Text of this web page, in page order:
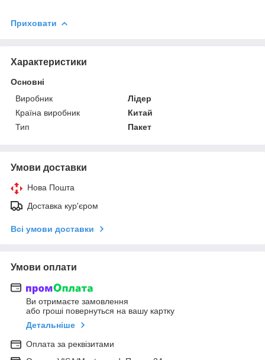
Приховати
Характеристики
Основні
Виробник
Лідер
Країна виробник
Китай
Тип
Пакет
Умови доставки
Нова Пошта
Доставка кур'єром
Всі умови доставки
Умови оплати
Ви отримаєте замовлення
або гроші повернуться на вашу картку
Детальніше
Оплата за реквізитами